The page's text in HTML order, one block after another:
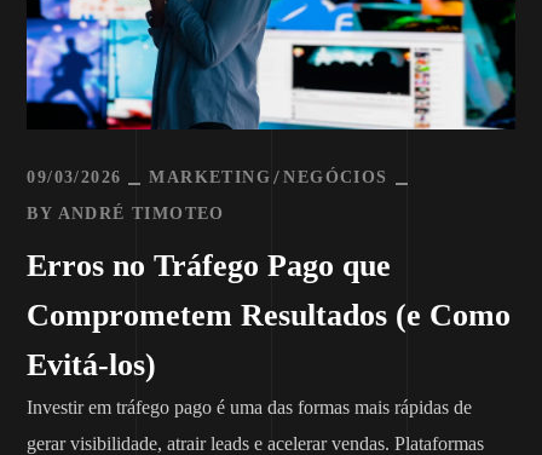
09/03/2026 MARKETING
NEGÓCIOS
BY ANDRÉ TIMOTEO
Erros no Tráfego Pago que
Comprometem Resultados (e Como
Evitá-los)
Investir em tráfego pago é uma das formas mais rápidas de
gerar visibilidade, atrair leads e acelerar vendas. Plataformas